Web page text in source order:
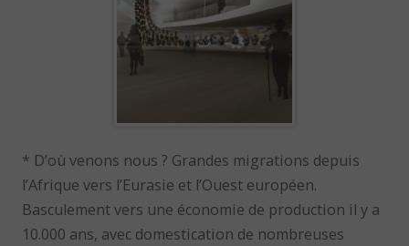
* D’où venons nous ? Grandes migrations depuis
l’Afrique vers l’Eurasie et l’Ouest européen.
Basculement vers une économie de production il y a
10.000 ans, avec domestication de nombreuses